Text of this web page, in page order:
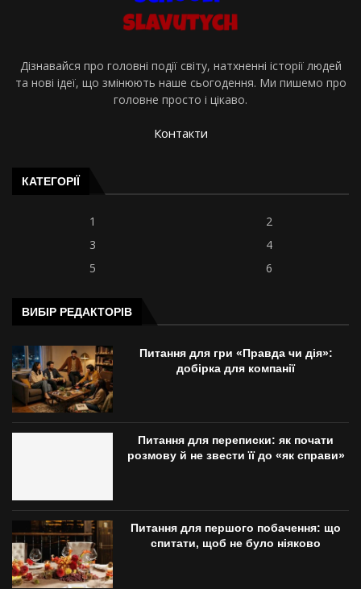
Дізнавайся про головні події світу, натхненні історії людей
та нові ідеї, що змінюють наше сьогодення. Ми пишемо про
головне просто і цікаво.
Контакти
КАТЕГОРІЇ
1
2
3
4
5
6
ВИБІР РЕДАКТОРІВ
Питання для гри «Правда чи дія»:
добірка для компанії
Питання для переписки: як почати
розмову й не звести її до «як справи»
Питання для першого побачення: що
спитати, щоб не було ніяково